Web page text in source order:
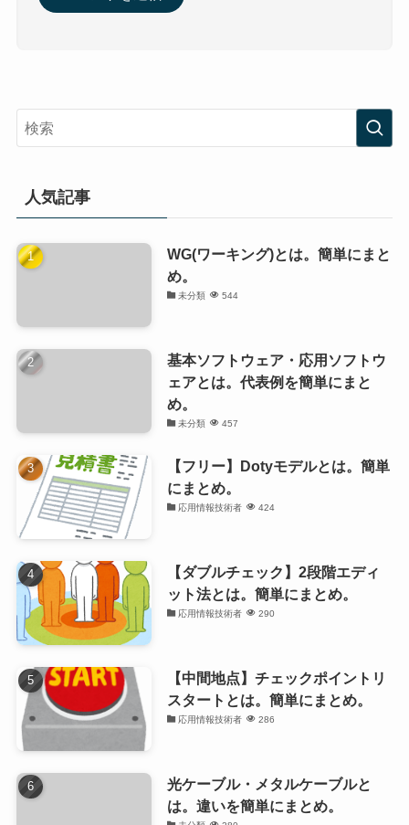
人気記事
WG(ワーキング)とは。簡単にまと
め。
未分類 544
基本ソフトウェア・応用ソフトウ
ェアとは。代表例を簡単にまと
め。
未分類 457
【フリー】Dotyモデルとは。簡単
にまとめ。
応用情報技術者 424
【ダブルチェック】2段階エディ
ット法とは。簡単にまとめ。
応用情報技術者 290
【中間地点】チェックポイントリ
スタートとは。簡単にまとめ。
応用情報技術者 286
光ケーブル・メタルケーブルと
は。違いを簡単にまとめ。